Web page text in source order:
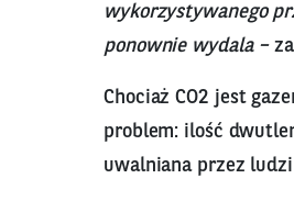
wykorzystywanego
ponownie wydala –
Chociaż CO2 jest
problem: ilość
uwalniana przez